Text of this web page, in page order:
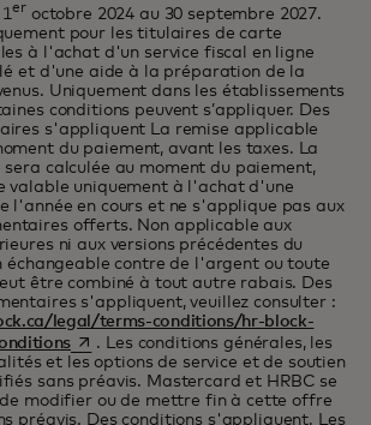
er octobre 2024 au 30 septembre 2027.
pour les titulaires de carte
à l'achat d'un service fiscal en ligne
et d'une aide à la préparation de la
Uniquement dans les établissements
conditions peuvent s’appliquer. Des
s'appliquent La remise applicable
du paiement, avant les taxes. La
calculée au moment du paiement,
valable uniquement à l'achat d'une
l'année en cours et ne s'applique pas aux
offerts. Non applicable aux
ni aux versions précédentes du
échangeable contre de l'argent ou toute
être combiné à tout autre rabais. Des
s'appliquent, veuillez consulter :
legal/terms-conditions/hr-block-
s’ouvre dans un nouvel onglet
. Les conditions générales, les
et les options de service et de soutien
sans préavis. Mastercard et HRBC se
modifier ou de mettre fin à cette offre
préavis. Des conditions s'appliquent. Les